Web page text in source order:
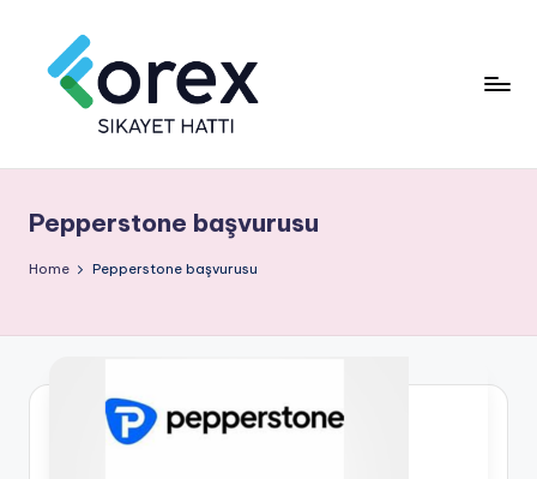
Pepperstone başvurusu
Home Pepperstone başvurusu